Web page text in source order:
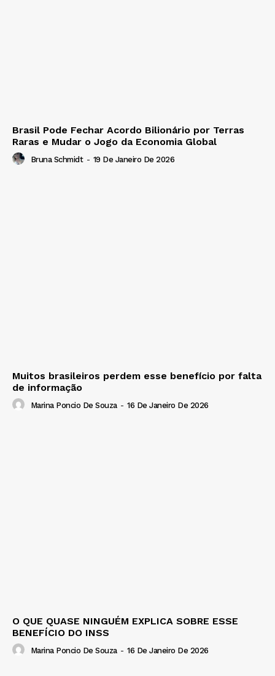
Brasil Pode Fechar Acordo Bilionário por Terras
Raras e Mudar o Jogo da Economia Global
Bruna Schmidt - 19 De Janeiro De 2026
Muitos brasileiros perdem esse benefício por falta
de informação
Marina Poncio De Souza - 16 De Janeiro De 2026
O QUE QUASE NINGUÉM EXPLICA SOBRE ESSE
BENEFÍCIO DO INSS
Marina Poncio De Souza - 16 De Janeiro De 2026